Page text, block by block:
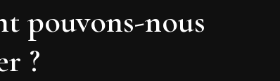
pouvons-nous
?